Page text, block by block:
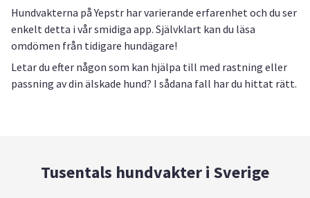
Hundvakterna på Yepstr har varierande erfarenhet och du ser
enkelt detta i vår smidiga app. Självklart kan du läsa
omdömen från tidigare hundägare!
Letar du efter någon som kan hjälpa till med rastning eller
passning av din älskade hund? I sådana fall har du hittat rätt.
Tusentals hundvakter i Sverige